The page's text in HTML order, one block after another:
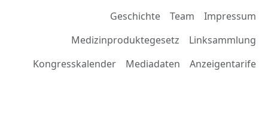
Geschichte
Team
Impressum
Medizinproduktegesetz
Linksammlung
Kongresskalender
Mediadaten Anzeigentarife